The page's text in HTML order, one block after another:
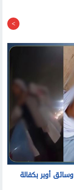
أوبر بكفالة